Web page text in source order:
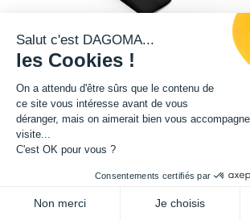
Matière : ASA
Couleur : Noir
Salut c'est DAGOMA...
les Cookies !
On a attendu d'être sûrs que le contenu de
ce site vous intéresse avant de vous
déranger, mais on aimerait bien vous
visite...
C'est OK pour vous ?
Consentements certifiés par
Non merci Je choisis